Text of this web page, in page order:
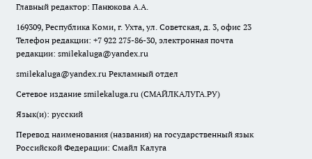
Главный редактор: Панюкова А.А.
169309, Республика Коми, г. Ухта, ул. Советская, д. 3, офис 23
Телефон редакции: +7 922 275-86-30, электронная почта
редакции: smilekaluga@yandex.ru
smilekaluga@yandex.ru Рекламный отдел
Сетевое издание smilekaluga.ru (СМАЙЛКАЛУГА.РУ)
Язык(и): русский
Перевод наименования (названия) на государственный язык
Российской Федерации: Смайл Калуга